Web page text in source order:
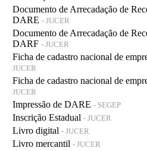
Documento de Arrecadação de
DARE - JUCER
Documento de Arrecadação de
DARF - JUCER
Ficha de cadastro nacional de
JUCER
Ficha de cadastro nacional de
JUCER
Impressão de DARE - SEGEP
Inscrição Estadual - JUCER
Livro digital - JUCER
Livro mercantil - JUCER